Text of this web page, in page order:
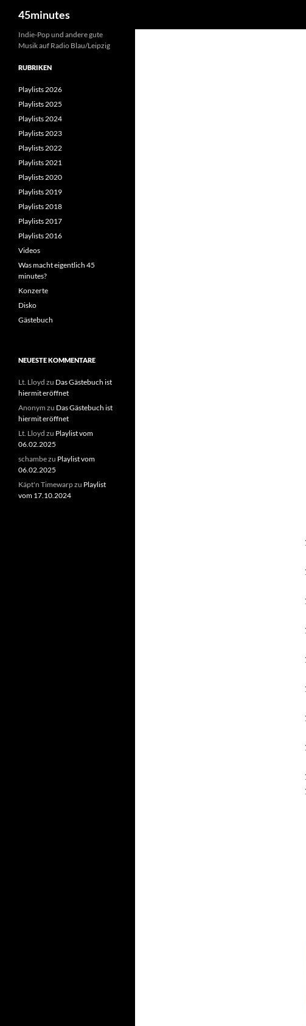
Inhalt
springen
45minutes
Indie-Pop und andere gute
Musik auf Radio Blau/Leipzig
RUBRIKEN
Playlists 2026
Playlists 2025
Playlists 2024
Playlists 2023
Playlists 2022
Playlists 2021
Playlists 2020
Playlists 2019
Playlists 2018
Playlists 2017
Playlists 2016
Videos
Was macht eigentlich 45
minutes?
Konzerte
Disko
Gästebuch
NEUESTE KOMMENTARE
Lt. Lloyd zu Das Gästebuch ist
hiermit eröffnet
Anonym zu Das Gästebuch ist
hiermit eröffnet
Lt. Lloyd zu Playlist vom
06.02.2025
schambezu Playlist vom
06.02.2025
Käpt'n Timewarpzu Playlist
vom 17.10.2024